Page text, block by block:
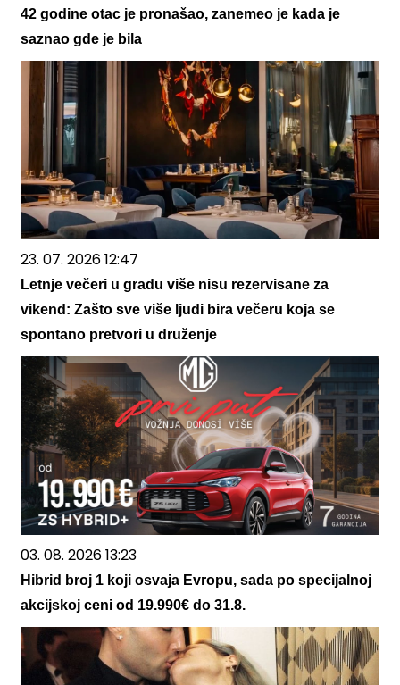
42 godine otac je pronašao, zanemeo je kada je
saznao gde je bila
23. 07. 2026 12:47
Letnje večeri u gradu više nisu rezervisane za
vikend: Zašto sve više ljudi bira večeru koja se
spontano pretvori u druženje
03. 08. 2026 13:23
Hibrid broj 1 koji osvaja Evropu, sada po specijalnoj
akcijskoj ceni od 19.990€ do 31.8.